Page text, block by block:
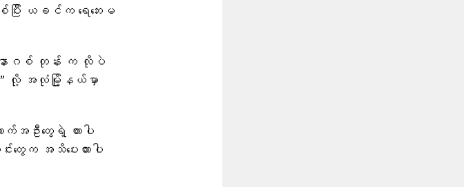
း ယခင်က ရေဘေးမ
နာဂစ် တုန်း က လိုပဲ
” လို့ အလုံမြို့နယ်မှာ
အဦးတွေရဲ့ ကားပါ
က အသိပေးထားပါ